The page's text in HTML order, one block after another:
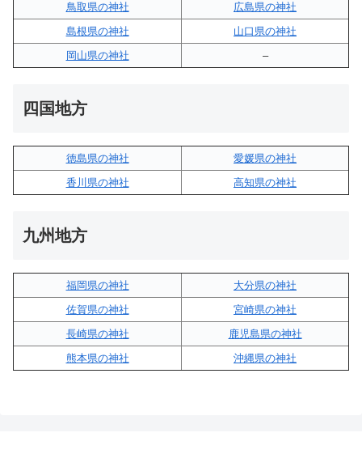
鳥取県の神社
広島県の神社
島根県の神社
山口県の神社
岡山県の神社
–
四国地方
徳島県の神社
愛媛県の神社
香川県の神社
高知県の神社
九州地方
福岡県の神社
大分県の神社
佐賀県の神社
宮崎県の神社
長崎県の神社
鹿児島県の神社
熊本県の神社
沖縄県の神社